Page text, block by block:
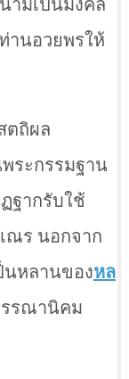
ามเป็นมงคล
านอวยพรให้
ตถิผล
ระกรรมฐาน
ฐากรับใช้
ณร นอกจาก
นหลานของหล
รรณานิคม